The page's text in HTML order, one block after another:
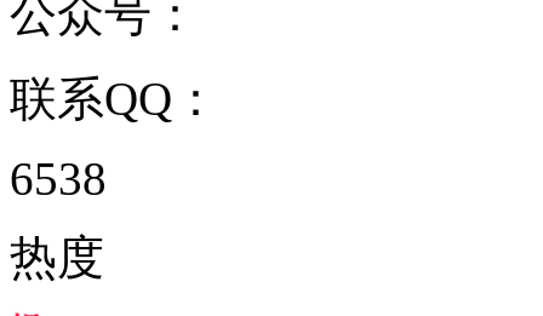
公众号：
联系QQ：
6538
热度